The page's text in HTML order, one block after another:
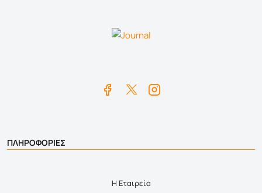
ΠΛΗΡΟΦΟΡΙΕΣ
Η Εταιρεία